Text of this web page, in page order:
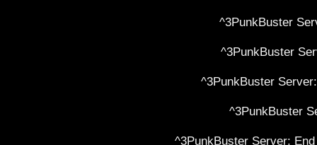
^3PunkBuster
^3PunkBuster
^3PunkBuster
^3PunkBuster
^3PunkBuster Server: